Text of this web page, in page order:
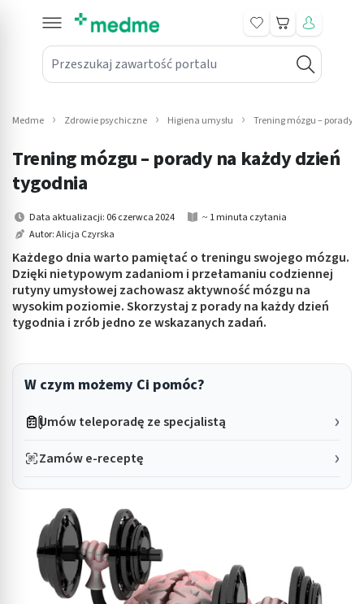
Przeszukaj zawartość portalu
Koszyk
submenu: Leki na receptę
submenu: Mama i dziecko
submenu: Kosmetyki
submenu: Higiena
submenu: Sprzęt medyczny
submenu: Intymne
Medme Zdrowie psychiczne Higiena umysłu Trening mózgu – porady
Trening mózgu – porady na każdy dzień
tygodnia
Data aktualizacji: 06 czerwca 2024
~ 1 minuta czytania
Autor:Alicja Czyrska
Każdego dnia warto pamiętać o treningu swojego mózgu.
Dzięki nietypowym zadaniom i przełamaniu codziennej
rutyny umysłowej zachowasz aktywność mózgu na
wysokim poziomie. Skorzystaj z porady na każdy dzień
tygodnia i zrób jedno ze wskazanych zadań.
W czym możemy Ci pomóc?
Umów teleporadę ze specjalistą
Zamów e-receptę